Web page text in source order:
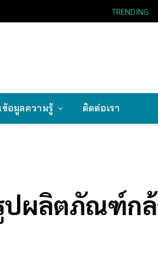
TRENDING
ข้อมูลความรู้ ติดต่อเรา
ปผลิตภัณฑ์ก